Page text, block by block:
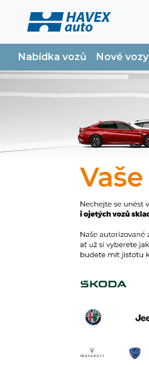
Nabídka vozů Nové vozy